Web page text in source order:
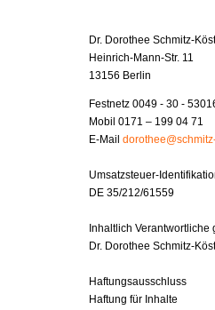
Dr. Dorothee Schmitz-
Heinrich-Mann-Str. 11
13156 Berlin
Festnetz 0049 - 30 -
Mobil 0171 – 199 04 71
E-Mail
Umsatzsteuer-
DE 35/212/61559
Inhaltlich Verantwortliche
Dr. Dorothee Schmitz-
Haftungsausschluss
Haftung für Inhalte